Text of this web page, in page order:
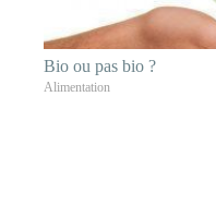
Bio ou pas bio ?
Alimentation